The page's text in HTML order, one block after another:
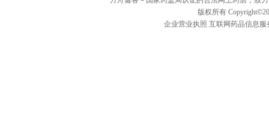
版权所有
企业营业执照 互联网药品信息服